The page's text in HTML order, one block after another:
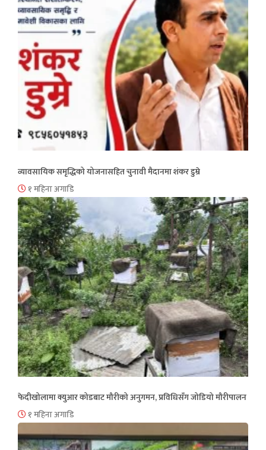
व्यावसायिक समृद्धिको योजनासहित चुनावी मैदानमा शंकर डुम्रे
१ महिना अगाडि
फेदीखोलामा क्युआर कोडबाट मौरीको अनुगमन, प्रविधिसँग जोडियो मौरीपालन
१ महिना अगाडि